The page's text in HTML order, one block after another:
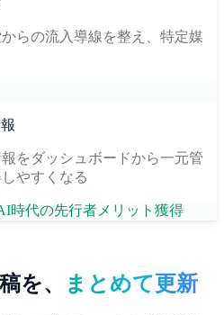
らの流入導線を整え、特定媒
をダッシュボードから一元管
やすくなる
時代の先行者メリット獲得
を、 まとめて更新